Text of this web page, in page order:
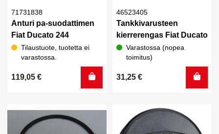
71731838
Anturi pa-suodattimen
Fiat Ducato 244
Tilaustuote, tuotetta ei
varastossa.
119,05 €
46523405
Tankkivarusteen
kierrerengas Fiat Ducato
Varastossa (nopea
toimitus)
31,25 €